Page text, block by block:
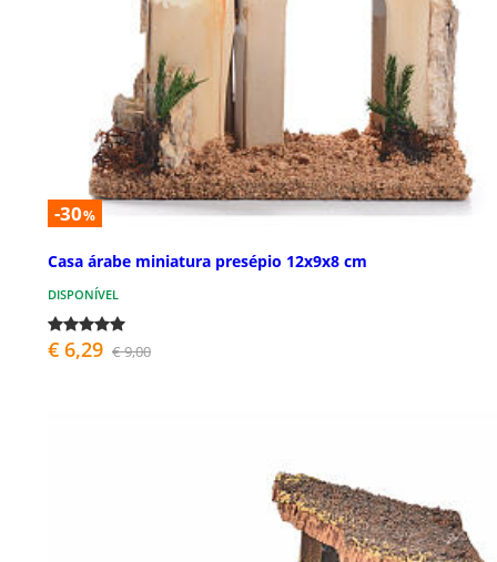
-30%
Casa árabe miniatura presépio 12x9x8 cm
DISPONÍVEL
€ 6,29 € 9,00